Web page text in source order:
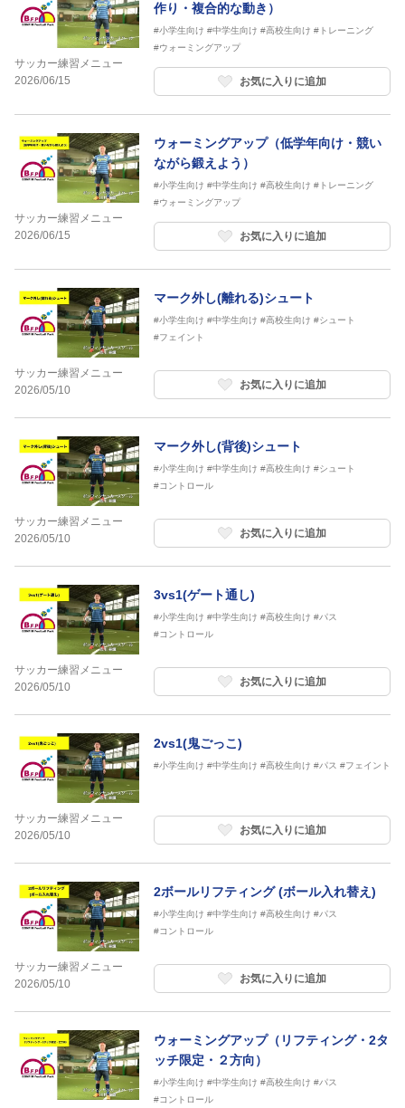
サッカー練習メニュー
2026/06/15
作り・複合的な動き）
#小学生向け #中学生向け #高校生向け #トレーニング
#ウォーミングアップ
お気に入りに追加
サッカー練習メニュー
2026/06/15
ウォーミングアップ（低学年向け・競い
ながら鍛えよう）
#小学生向け #中学生向け #高校生向け #トレーニング
#ウォーミングアップ
お気に入りに追加
サッカー練習メニュー
2026/05/10
マーク外し(離れる)シュート
#小学生向け #中学生向け #高校生向け #シュート
#フェイント
お気に入りに追加
サッカー練習メニュー
2026/05/10
マーク外し(背後)シュート
#小学生向け #中学生向け #高校生向け #シュート
#コントロール
お気に入りに追加
サッカー練習メニュー
2026/05/10
3vs1(ゲート通し)
#小学生向け #中学生向け #高校生向け #パス
#コントロール
お気に入りに追加
サッカー練習メニュー
2026/05/10
2vs1(鬼ごっこ)
#小学生向け #中学生向け #高校生向け #パス #フェイント
お気に入りに追加
サッカー練習メニュー
2026/05/10
2ボールリフティング (ボール入れ替え)
#小学生向け #中学生向け #高校生向け #パス
#コントロール
お気に入りに追加
ウォーミングアップ（リフティング・2タ
ッチ限定・２方向）
#小学生向け #中学生向け #高校生向け #パス
#コントロール